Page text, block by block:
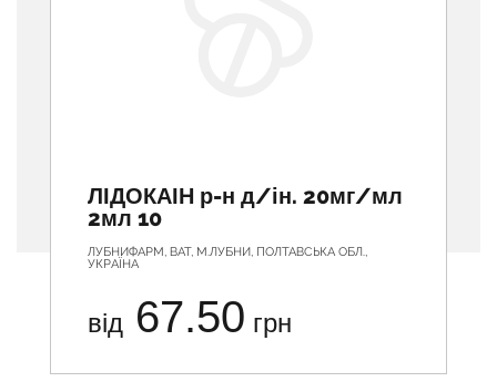
ЛІДОКАІН р-н д/ін. 20мг/мл
2мл 10
ЛУБНИФАРМ, ВАТ, М.ЛУБНИ, ПОЛТАВСЬКА ОБЛ.,
УКРАЇНА
від 67.50 грн